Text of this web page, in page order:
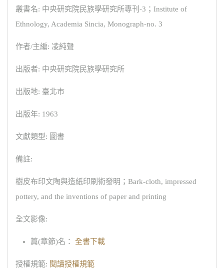
叢書名: 中央研究院民族學研究所專刊-3；Institute of
Ethnology, Academia Sincia, Monograph-no. 3
作者/主編: 凌純聲
出版者: 中央研究院民族學研究所
出版地: 臺北市
出版年: 1963
文獻類型: 圖書
備註:
樹皮布印文陶與造紙印刷術發明；Bark-cloth, impressed
pottery, and the inventions of paper and printing
全文影像:
篇(章節)名： 全書下載
授權規範: 閱讀授權規範